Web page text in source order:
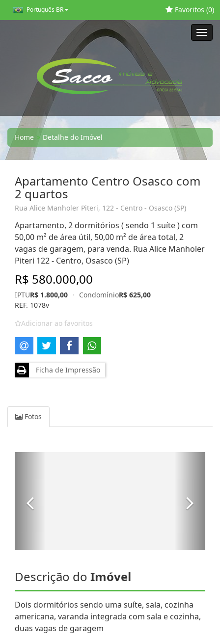
Português BR Favoritos (0)
Home Detalhe do Imóvel
Apartamento Centro Osasco com
2 quartos
Rua Alice Manholer Piteri, 122 - Centro - Osasco (SP)
Apartamento, 2 dormitórios ( sendo 1 suíte ) com
50,00 m² de área útil, 50,00 m² de área total, 2
vagas de garagem, para venda. Rua Alice Manholer
Piteri 122 - Centro, Osasco (SP)
R$ 580.000,00
IPTUR$ 1.800,00 · CondomínioR$ 625,00
REF. 1078v
Adicionar ao favoritos
Ficha de Impressão
Fotos
Descrição do Imóvel
Dois dormitórios sendo uma suíte, sala, cozinha
americana, varanda integrada com sala e cozinha,
duas vagas de garagem